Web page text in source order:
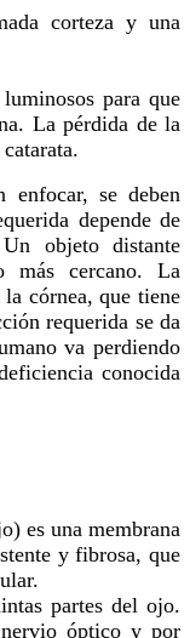
corteza y una
para que
La pérdida de la
enfocar, se deben
depende de
objeto distante
más cercano. La
córnea, que tiene
requerida se da
va perdiendo
conocida
es una membrana
y fibrosa, que
partes del ojo.
óptico y por